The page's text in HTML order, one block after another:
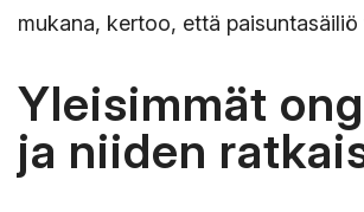
mukana, kertoo, että
Yleisimmät
ja niiden